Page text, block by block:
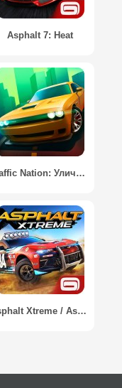
Asphalt 7: Heat
Traffic Nation: Уличные гонки / Traffic Nation: Street Drivers
Asphalt Xtreme / Asphalt Экстрим